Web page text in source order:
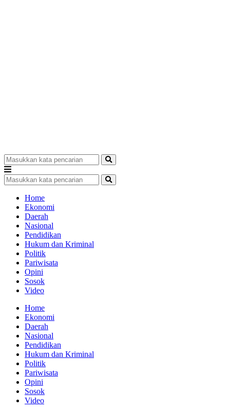
Home
Ekonomi
Daerah
Nasional
Pendidikan
Hukum dan Kriminal
Politik
Pariwisata
Opini
Sosok
Video
Home
Ekonomi
Daerah
Nasional
Pendidikan
Hukum dan Kriminal
Politik
Pariwisata
Opini
Sosok
Video